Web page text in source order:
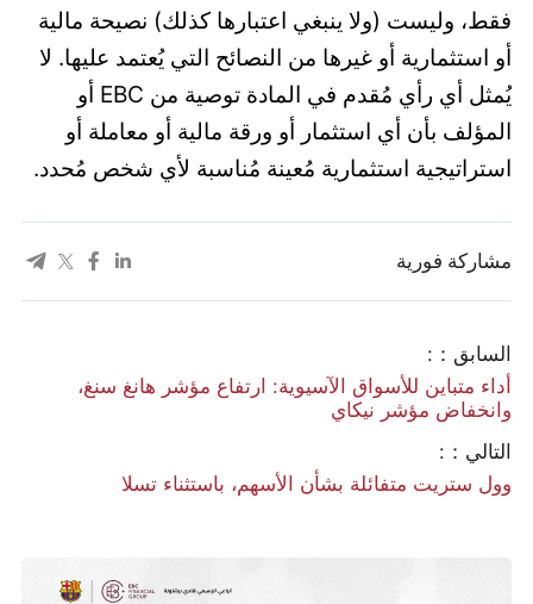
فقط، وليست (ولا ينبغي اعتبارها كذلك) نصيحة مالية
أو استثمارية أو غيرها من النصائح التي يُعتمد عليها. لا
يُمثل أي رأي مُقدم في المادة توصية من EBC أو
المؤلف بأن أي استثمار أو ورقة مالية أو معاملة أو
استراتيجية استثمارية مُعينة مُناسبة لأي شخص مُحدد.
مشاركة فورية
السابق：:
أداء متباين للأسواق الآسيوية: ارتفاع مؤشر هانغ سنغ،
وانخفاض مؤشر نيكاي
التالي：:
وول ستريت متفائلة بشأن الأسهم، باستثناء تسلا